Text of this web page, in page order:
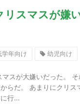
リスマスが嫌
年向け 幼児向け
スが大嫌いだった。 そ
らだ。 あまりにクリス
行...